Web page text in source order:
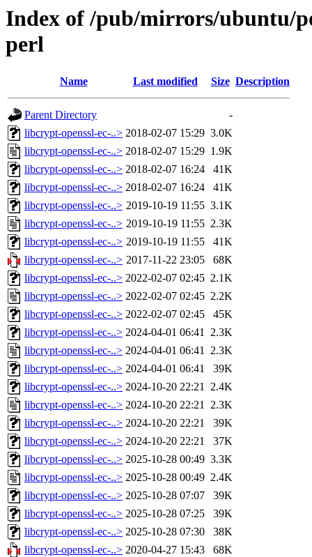
Index of /pub/mirrors/ubuntu/
perl
Name Last modified Size Description
Parent Directory
-
libcrypt-openssl-ec-..> 2018-02-07 15:29 3.0K
libcrypt-openssl-ec-..> 2018-02-07 15:29 1.9K
libcrypt-openssl-ec-..> 2018-02-07 16:24
41K
libcrypt-openssl-ec-..> 2018-02-07 16:24
41K
libcrypt-openssl-ec-..> 2019-10-19 11:55 3.1K
libcrypt-openssl-ec-..> 2019-10-19 11:55 2.3K
libcrypt-openssl-ec-..> 2019-10-19 11:55
41K
libcrypt-openssl-ec-..> 2017-11-22 23:05
68K
libcrypt-openssl-ec-..> 2022-02-07 02:45 2.1K
libcrypt-openssl-ec-..> 2022-02-07 02:45 2.2K
libcrypt-openssl-ec-..> 2022-02-07 02:45
45K
libcrypt-openssl-ec-..> 2024-04-01 06:41 2.3K
libcrypt-openssl-ec-..> 2024-04-01 06:41 2.3K
libcrypt-openssl-ec-..> 2024-04-01 06:41
39K
libcrypt-openssl-ec-..> 2024-10-20 22:21 2.4K
libcrypt-openssl-ec-..> 2024-10-20 22:21 2.3K
libcrypt-openssl-ec-..> 2024-10-20 22:21
39K
libcrypt-openssl-ec-..> 2024-10-20 22:21
37K
libcrypt-openssl-ec-..> 2025-10-28 00:49 3.3K
libcrypt-openssl-ec-..> 2025-10-28 00:49 2.4K
libcrypt-openssl-ec-..> 2025-10-28 07:07
39K
libcrypt-openssl-ec-..> 2025-10-28 07:25
39K
libcrypt-openssl-ec-..> 2025-10-28 07:30
38K
libcrypt-openssl-ec-..> 2020-04-27 15:43
68K